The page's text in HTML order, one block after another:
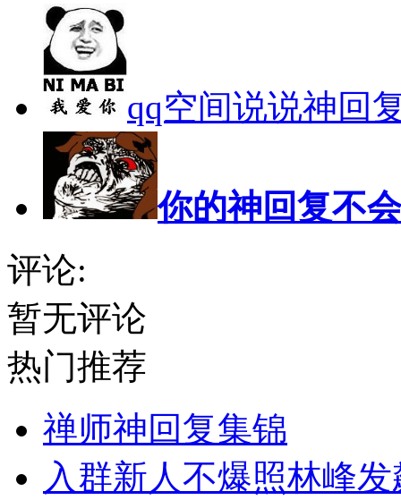
qq空间说说神回
你的神回复不
评论:
暂无评论
热门推荐
禅师神回复集锦
入群新人不爆照林峰发